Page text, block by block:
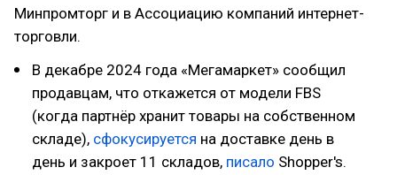
Минпромторг и в Ассоциацию компаний интернет-
торговли.
В декабре 2024 года «Мегамаркет» сообщил
продавцам, что откажется от модели FBS
(когда партнёр хранит товары на собственном
складе), сфокусируется на доставке день в
день и закроет 11 складов, писало Shopper's.